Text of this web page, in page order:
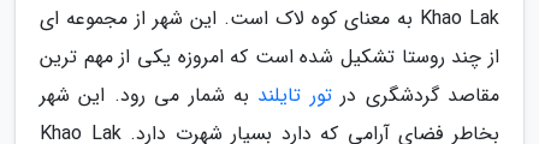
Khao Lak‏ به معنای کوه لاک است. این شهر از مجموعه ای
از چند روستا تشکیل شده است که امروزه یکی از مهم ترین
‏مقاصد گردشگری درتور تایلند به شمار می رود. این شهر